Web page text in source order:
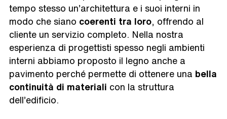
tempo stesso un’architettura e i suoi interni in
modo che siano coerenti tra loro , offrendo al
cliente un servizio completo. Nella nostra
esperienza di progettisti spesso negli ambienti
interni abbiamo proposto il legno anche a
pavimento perché permette di ottenere una bella
continuità di materiali con la struttura
dell’edificio.